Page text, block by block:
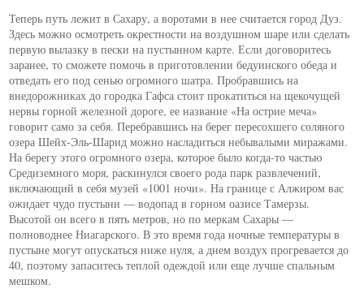
Теперь путь лежит в Сахару, а воротами в нее считается город Дуз.
Здесь можно осмотреть окрестности на воздушном шаре или сделать
первую вылазку в пески на пустынном карте. Если договоритесь
заранее, то сможете помочь в приготовлении бедуинского обеда и
отведать его под сенью огромного шатра. Пробравшись на
внедорожниках до городка Гафса стоит прокатиться на щекочущей
нервы горной железной дороге, ее название «На острие меча»
говорит само за себя. Перебравшись на берег пересохшего соляного
озера Шейх-Эль-Шарид можно насладиться небывалыми миражами.
На берегу этого огромного озера, которое было когда-то частью
Средиземного моря, раскинулся своего рода парк развлечений,
включающий в себя музей «1001 ночи». На границе с Алжиром вас
ожидает чудо пустыни — водопад в горном оазисе Тамерзы.
Высотой он всего в пять метров, но по меркам Сахары —
полноводнее Ниагарского. В это время года ночные температуры в
пустыне могут опускаться ниже нуля, а днем воздух прогревается до
40, поэтому запаситесь теплой одеждой или еще лучше спальным
мешком.